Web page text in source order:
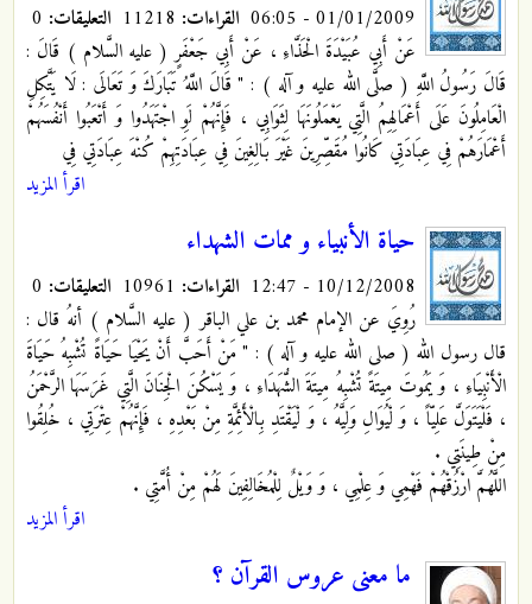
01/01/2009 - 06:05 القراءات: التعليقات:
عَنْ أَبِي عُبَيْدَةَ الْحَذَّاءِ ، عَنْ أَبِي جَعْفَرٍ ( عليه السَّلام ) قَالَ :
قَالَ رَسُولُ اللَّهِ ( صلَّى الله عليه و آله ) : " قَالَ اللَّهُ تَبَارَكَ وَ تَعَالَى : لَا يَتَّكِلِ
الْعَامِلُونَ عَلَى أَعْمَالِهِمُ الَّتِي يَعْمَلُونَهَا لِثَوَابِي ، فَإِنَّهُمْ لَوِ اجْتَهَدُوا وَ أَتْعَبُوا أَنْفُسَهُمْ
أَعْمَارَهُمْ فِي عِبَادَتِي كَانُوا مُقَصِّرِينَ غَيْرَ بَالِغِينَ فِي عِبَادَتِهِمْ كُنْهَ عِبَادَتِي فِي
اقرأ المزيد
حياة الأنبياء و ممات الشهداء
10/12/2008 - 12:47 القراءات: التعليقات:
رُوِيَ عن الإمام محمد بن علي الباقر ( عليه السَّلام ) أنهُ قال :
قال رسول الله ( صلى الله عليه و آله ) : " مَنْ أَحَبَّ أَنْ يَحْيَا حَيَاةً تُشْبِهُ حَيَاةَ
الْأَنْبِيَاءِ ، وَ يَمُوتَ مِيتَةً تُشْبِهُ مِيتَةَ الشُّهَدَاءِ ، وَ يَسْكُنَ الْجِنَانَ الَّتِي غَرَسَهَا الرَّحْمَنُ
، فَلْيَتَوَلَّ عَلِيّاً ، وَ لْيُوَالِ وَلِيَّهُ ، وَ لْيَقْتَدِ بِالْأَئِمَّةِ مِنْ بَعْدِهِ ، فَإِنَّهُمْ عِتْرَتِي ، خُلِقُوا
مِنْ طِينَتِي .
اللَّهُمَّ ارْزُقْهُمْ فَهْمِي وَ عِلْمِي ، وَ وَيْلٌ لِلْمُخَالِفِينَ لَهُمْ مِنْ أُمَّتِي .
اقرأ المزيد
ما معنى عروس القرآن ؟